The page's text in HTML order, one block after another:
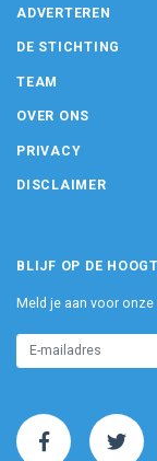
ADVERTEREN
DE STICHTING
TEAM
OVER ONS
PRIVACY
DISCLAIMER
BLIJF OP DE
Meld je aan voor